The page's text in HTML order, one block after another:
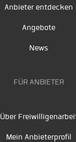
Anbieter entdecken
Angebote
News
FÜR ANBIETER
Über
Mein Anbieterprofil